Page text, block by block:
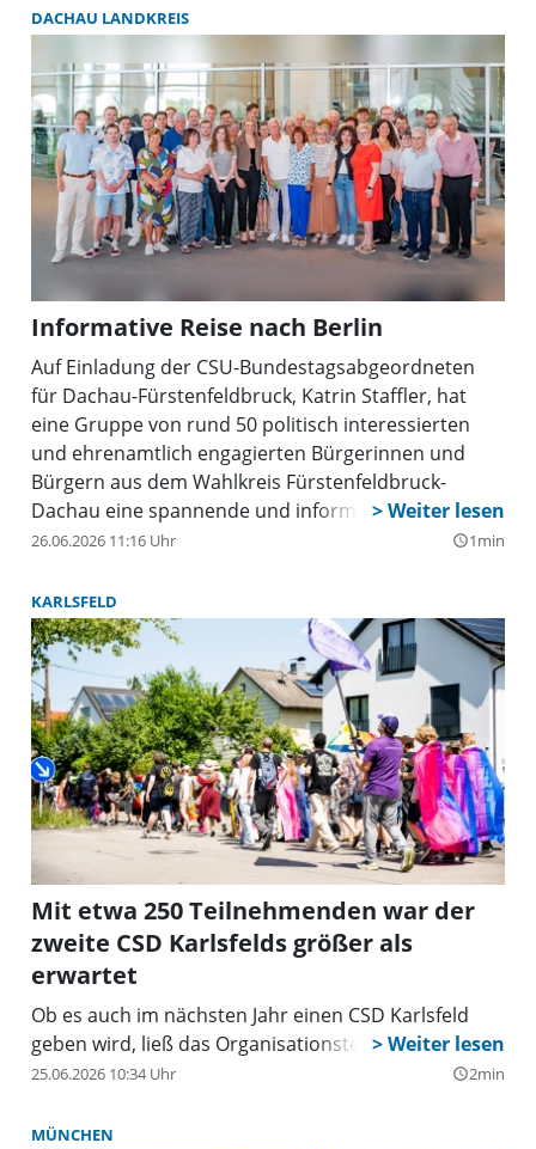
DACHAU LANDKREIS
Informative Reise nach Berlin
Auf Einladung der CSU-Bundestagsabgeordneten
für Dachau-Fürstenfeldbruck, Katrin Staffler, hat
eine Gruppe von rund 50 politisch interessierten
und ehrenamtlich engagierten Bürgerinnen und
Bürgern aus dem Wahlkreis Fürstenfeldbruck-
Dachau eine spannende und informative Reise nach
Berlin unternommen.
26.06.2026 11:16 Uhr query_builder1min
KARLSFELD
Mit etwa 250 Teilnehmenden war der
zweite CSD Karlsfelds größer als
erwartet
Ob es auch im nächsten Jahr einen CSD Karlsfeld
geben wird, ließ das Organisationsteam offen.
25.06.2026 10:34 Uhr query_builder2min
MÜNCHEN